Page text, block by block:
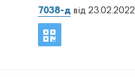
7038-двід 23.02.2022